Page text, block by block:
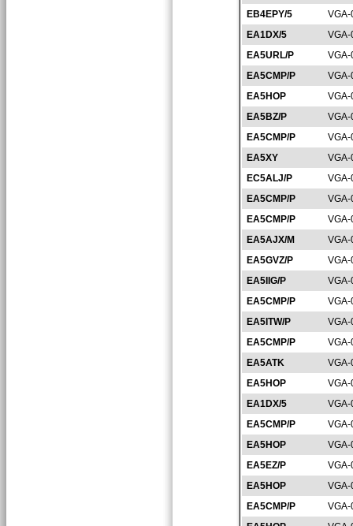
EB4EPY/5
EA1DX/5
EA5URL/P
EA5CMP/P
EA5HOP
EA5BZ/P
EA5CMP/P
EA5XY
EC5ALJ/P
EA5CMP/P
EA5CMP/P
EA5AJX/M
EA5GVZ/P
EA5IIG/P
EA5CMP/P
EA5ITW/P
EA5CMP/P
EA5ATK
EA5HOP
EA1DX/5
EA5CMP/P
EA5HOP
EA5EZ/P
EA5HOP
EA5CMP/P